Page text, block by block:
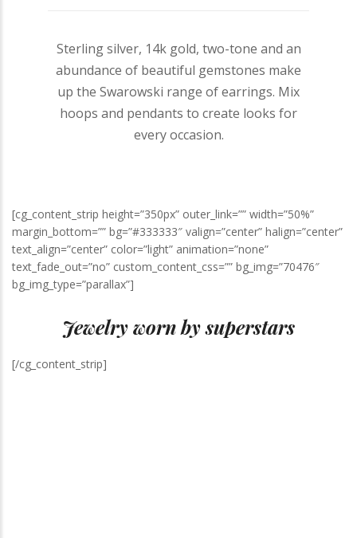
Sterling silver, 14k gold, two-tone and an
abundance of beautiful gemstones make
up the Swarowski range of earrings. Mix
hoops and pendants to create looks for
every occasion.
[cg_content_strip height=”350px” outer_link=”” width=”50%”
margin_bottom=”” bg=”#333333″ valign=”center” halign=”center”
text_align=”center” color=”light” animation=”none”
text_fade_out=”no” custom_content_css=”” bg_img=”70476″
bg_img_type=”parallax”]
Jewelry worn by superstars
[/cg_content_strip]